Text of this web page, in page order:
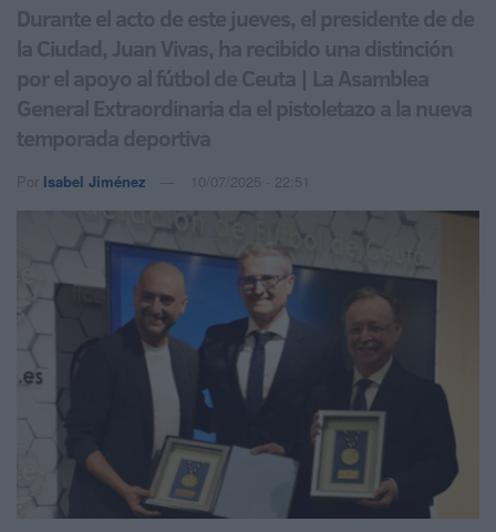
Durante el acto de este jueves, el presidente de de
la Ciudad, Juan Vivas, ha recibido una distinción
por el apoyo al fútbol de Ceuta | La Asamblea
General Extraordinaria da el pistoletazo a la nueva
temporada deportiva
Por Isabel Jiménez 10/07/2025 - 22:51